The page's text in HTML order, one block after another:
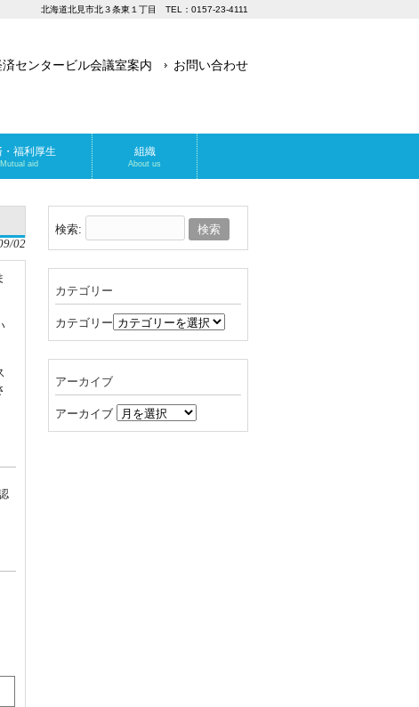
北海道北見市北３条東１丁目 TEL：0157-23-4111
センタービル会議室案内 お問い合わせ
・福利厚生
Mutual aid
組織
About us
02
検索:
カテゴリー
カテゴリー
アーカイブ
アーカイブ